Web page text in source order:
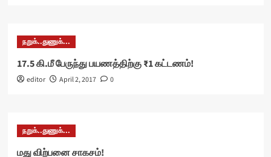
நறுக்..துணுக்...
17.5 கி.மீ பேருந்து பயணத்திற்கு ₹1 கட்டணம்!
editor April 2, 2017 0
நறுக்..துணுக்...
மது விற்பனை சாகசம்!